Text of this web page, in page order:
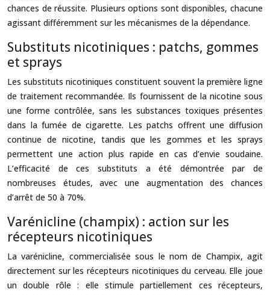
chances de réussite. Plusieurs options sont disponibles, chacune
agissant différemment sur les mécanismes de la dépendance.
Substituts nicotiniques : patchs, gommes
et sprays
Les substituts nicotiniques constituent souvent la première ligne
de traitement recommandée. Ils fournissent de la nicotine sous
une forme contrôlée, sans les substances toxiques présentes
dans la fumée de cigarette. Les patchs offrent une diffusion
continue de nicotine, tandis que les gommes et les sprays
permettent une action plus rapide en cas d’envie soudaine.
L’efficacité de ces substituts a été démontrée par de
nombreuses études, avec une augmentation des chances
d’arrêt de 50 à 70%.
Varénicline (champix) : action sur les
récepteurs nicotiniques
La varénicline, commercialisée sous le nom de Champix, agit
directement sur les récepteurs nicotiniques du cerveau. Elle joue
un double rôle : elle stimule partiellement ces récepteurs,